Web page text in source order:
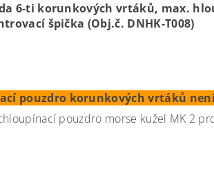
6-ti korunkových vrtáků, max.
špička (Obj.č. DNHK-T008)
pouzdro korunkových vrtáků
pouzdro morse kužel MK 2